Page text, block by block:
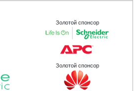
Золотой спонсор
Золотой спонсор